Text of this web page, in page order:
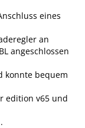
eines
an
angeschlossen
konnte bequem
edition v65 und